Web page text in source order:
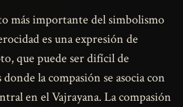
más importante del simbolismo
es una expresión de
que puede ser difícil de
la compasión se asocia con
en el Vajrayana. La compasión